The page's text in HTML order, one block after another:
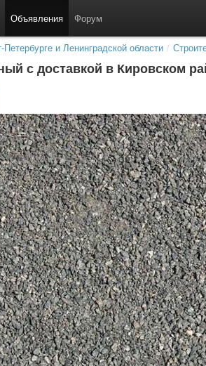
Объявления Форум
и Ленинградской области /
с доставкой в Кировском